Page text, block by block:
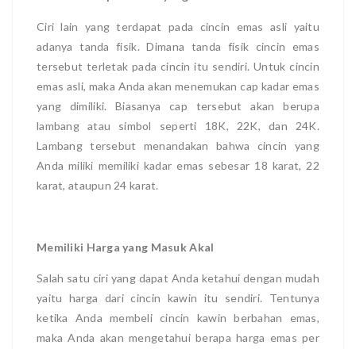
Ciri lain yang terdapat pada cincin emas asli yaitu
adanya tanda fisik. Dimana tanda fisik cincin emas
tersebut terletak pada cincin itu sendiri. Untuk cincin
emas asli, maka Anda akan menemukan cap kadar emas
yang dimiliki. Biasanya cap tersebut akan berupa
lambang atau simbol seperti 18K, 22K, dan 24K.
Lambang tersebut menandakan bahwa cincin yang
Anda miliki memiliki kadar emas sebesar 18 karat, 22
karat, ataupun 24 karat.
Memiliki Harga yang Masuk Akal
Salah satu ciri yang dapat Anda ketahui dengan mudah
yaitu harga dari cincin kawin itu sendiri. Tentunya
ketika Anda membeli cincin kawin berbahan emas,
maka Anda akan mengetahui berapa harga emas per